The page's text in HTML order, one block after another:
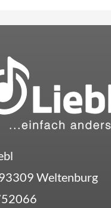
Weltenburg